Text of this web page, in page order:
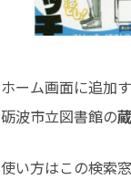
ホーム画面に追加
砺波市立図書館の
使い方はこの検索